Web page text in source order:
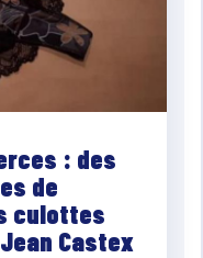
: des
de
culottes
Castex